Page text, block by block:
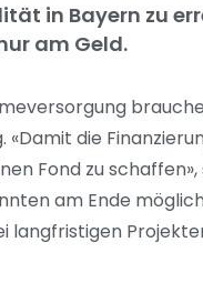
in Bayern zu
am Geld.
die
Fond zu
am Ende
langfristigen